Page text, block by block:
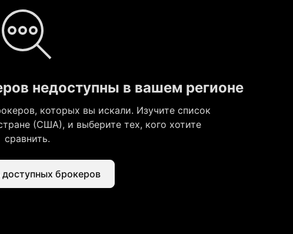
недоступны в вашем регионе
которых вы искали. Изучите список
(США), и выберите тех, кого хотите
сравнить.
брокеров